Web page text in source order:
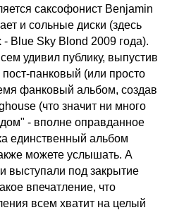
саксофонист Benjamin
и сольные диски (здесь
- Blue Sky Blond 2009 года).
удивил публику, выпустив
панковый (или просто
фанковый альбом, создав
(что значит ни много
- вполне оправданное
единственный альбом
можете услышать. А
выступали под закрытие
впечатление, что
всем хватит на целый